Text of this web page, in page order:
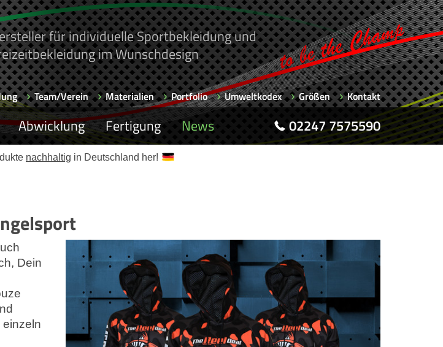
für individuelle Sportbekleidung und
im Wunschdesign
Team/Verein Materialien Portfolio Umweltkodex Größen Kontakt
Abwicklung Fertigung News 02247 7575590
nachhaltig in Deutschland her!
Dein
einzeln